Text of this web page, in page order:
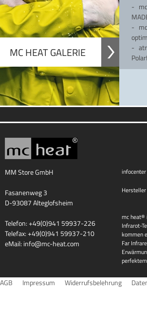
-
-
-
MC HEAT GALERIE
MM Store GmbH
Fasanenweg 3
D-93087 Alteglofsheim
Telefon: +49(0)941 59937-226
Telefax: +49(0)941 59937-210
eMail: info@mc-heat.com
mc heat®
Infrarot-
kommen
Far
AGB Impressum Widerrufsbelehrung